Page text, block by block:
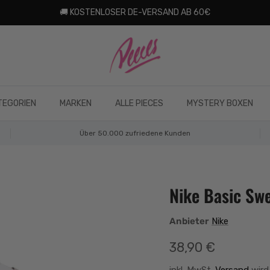
🚚 KOSTENLOSER DE-VERSAND AB 60€
MARKEN ALLE PIECES MYSTERY BOXEN
Über 50.000 zufriedene Kunden
Nike Basic
Anbieter Nike
Normaler Preis
38,90 €